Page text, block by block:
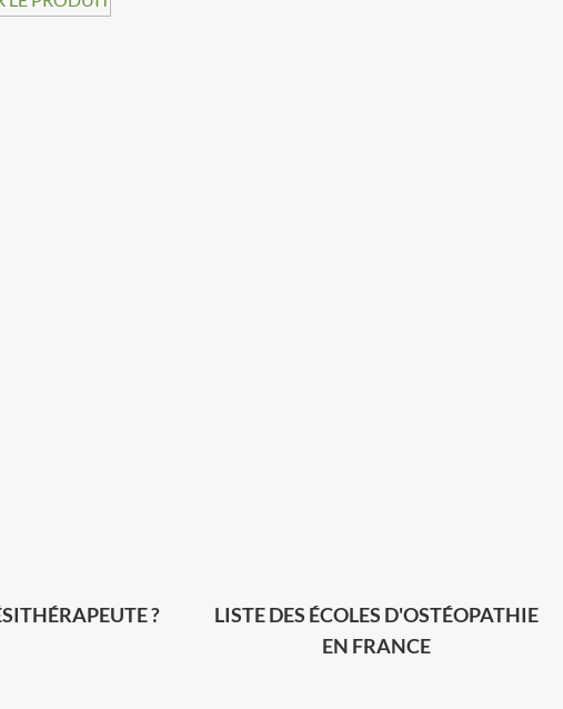
?
LISTE DES ÉCOLES D'OSTÉOPATHIE
EN FRANCE